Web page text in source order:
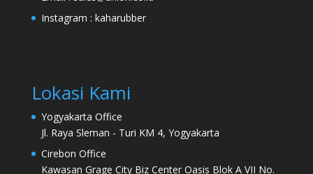
Instagram : kaharubber
Lokasi Kami
Yogyakarta Office
Jl. Raya Sleman - Turi KM 4, Yogyakarta
Cirebon Office
Kawasan Grage City Biz Center Oasis Blok A VII No.